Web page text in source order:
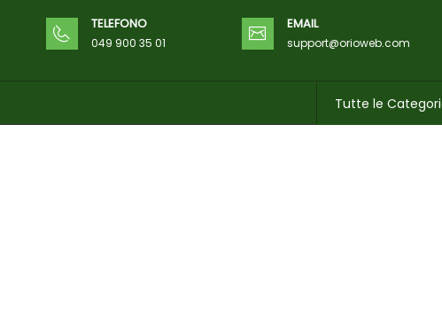
TELEFONO
049 900 35 01
EMAIL
support@orioweb.com